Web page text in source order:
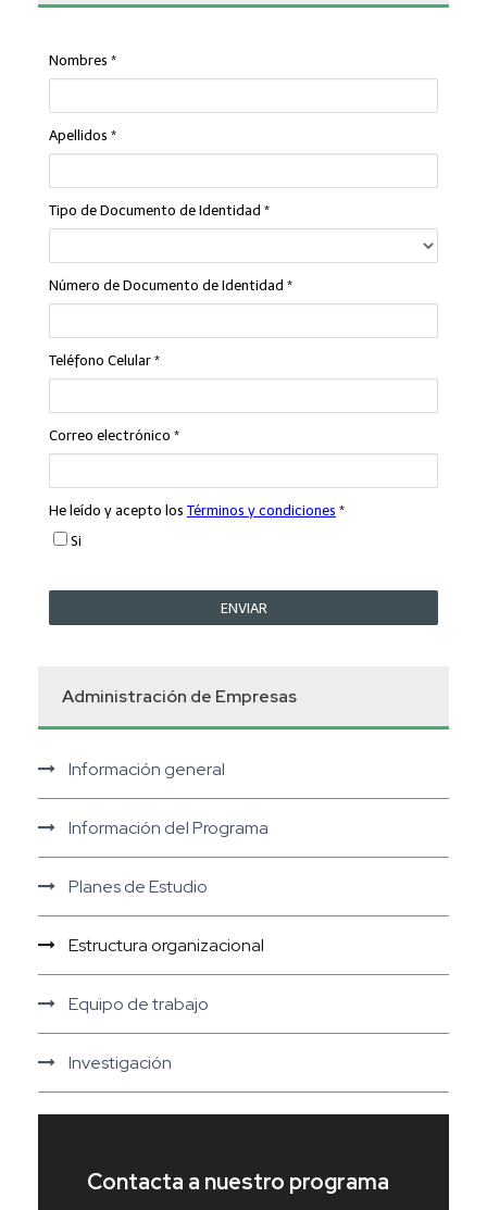
Administración de Empresas
Información general
Información del Programa
Planes de Estudio
Estructura organizacional
Equipo de trabajo
Investigación
Contacta a nuestro programa